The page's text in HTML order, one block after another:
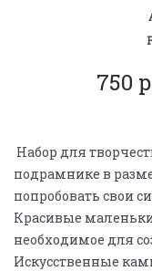
750
Набор для
подрамнике в
попробовать свои
Красивые
необходимое для
Искусственные